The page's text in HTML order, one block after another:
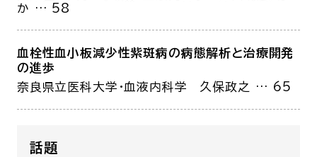
か
… 58
血栓性血小板減少性紫斑病の病態解析と治療開発
の進歩
奈良県立医科大学・血液内科学
久保政之 … 65
話題